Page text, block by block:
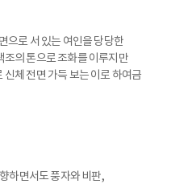
으로 서 있는 여인을 당당한
조의 톤으로 조화를 이루지만
체 전면 가득 보는 이로 하여금
하면서도 풍자와 비판,